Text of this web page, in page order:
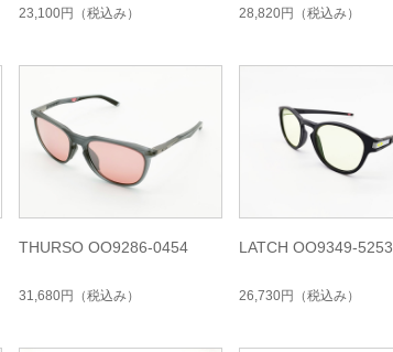
23,100円 （税込み）
ョン
28,820円 （税込み）
THURSO OO9286-0454
31,680円 （税込み）
LATCH OO9349-5253
26,730円 （税込み）